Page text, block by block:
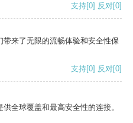
支持[0] 反对[0]
来了无限的流畅体验和安全性保
支持[0] 反对[0]
全球覆盖和最高安全性的连接。